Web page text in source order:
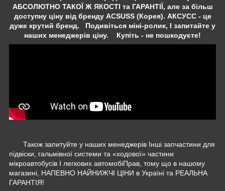
АБСОЛЮТНО ТАКОЇ Ж ЯКОСТІ та ГАРАНТІЇ, але за більш
доступну ціну від бренду ACSUSS (Корея). АКСУСС - це
дуже крутий бренд. Подивіться міні-ролик, І запитайте у
наших менеджерів ціну. Купіть - не пошкодуєте!
Також запитуйте у наших менеджерів Інші запчастини для
підвіски, гальмівної системи та «ходової» частини
мікроавтобусів І легкових автомобіПрав, тому що в нашому
магазині, НАПЕВНО НАЙНИЖЧІ ЦІНИ в Україні та РЕАЛЬНА
ГАРАНТІЯ!